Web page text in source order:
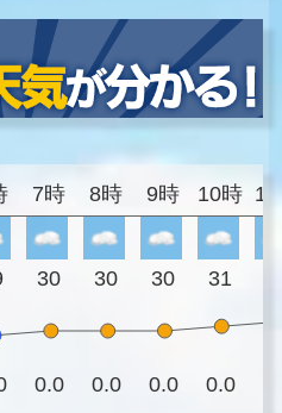
7時 8時 9時 10時
30 30 30 31
0.0 0.0 0.0 0.0